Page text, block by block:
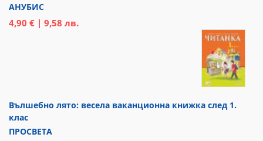
АНУБИС
4,90 € | 9,58 лв.
Вълшебно лято: весела ваканционна книжка след 1.
клас
ПРОСВЕТА